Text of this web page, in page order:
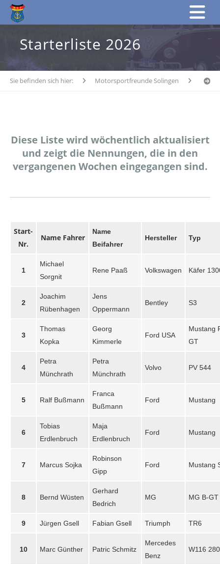
Starterliste 2026
Sie befinden sich hier: Motorsportfreunde Solingen
Diese Liste wird wöchentlich aktualisiert
und zeigt die Nennungen, die in den
vergangenen Wochen eingegangen sind.
Start-
Nr.
Name Fahrer
Name
Beifahrer
Hersteller Typ
1
Michael
Sorgnit
Rene Paaß Volkswagen Käfer
2
Joachim
Rübenhagen
Jens
Oppermann
Bentley S3
3
Thomas
Kopka
Georg
Kimmerle
Ford USA
Mustang
GT
4
Petra
Münchrath
Petra
Münchrath
Volvo PV 544
5 Ralf Bußmann
Franca
Bußmann
Ford Mustang
6
Tobias
Erdlenbruch
Maja
Erdlenbruch
Ford Mustang
7 Marcus Sojka
Robinson
Gipp
Ford Mustang
8 Bernd Wüsten
Gerhard
Bedrich
MG MG B-GT
9 Jürgen Gsell Fabian Gsell Triumph TR6
10 Marc Günther Patric Schmitz
Mercedes
Benz
W116